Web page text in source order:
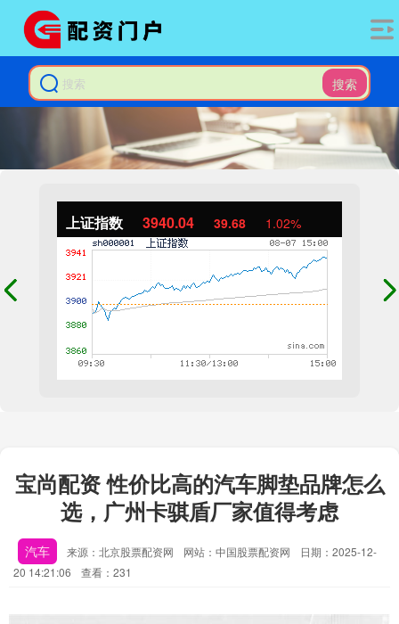
搜索
上证指数 3940.04 39.68 1.02%
宝尚配资 性价比高的汽车脚垫品牌怎么
选，广州卡骐盾厂家值得考虑
汽车 来源：北京股票配资网 网站：中国股票配资网
日期：2025-12-
20 14:21:06
查看：231